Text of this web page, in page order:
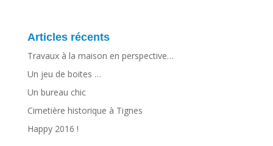
Articles récents
Travaux à la maison en perspective…
Un jeu de boites …
Un bureau chic
Cimetière historique à Tignes
Happy 2016 !